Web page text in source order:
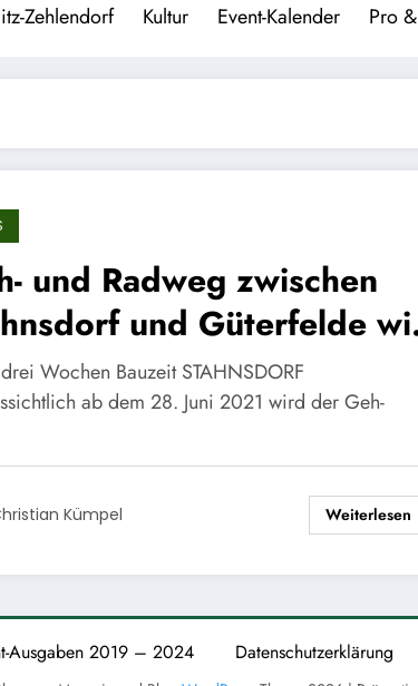
Zehlendorf Kultur Event-Kalender Pro
und Radweg zwischen
und Güterfelde
Wochen Bauzeit STAHNSDORF
ab dem 28. Juni 2021 wird der Geh-
Kümpel Weiterlesen
Ausgaben 2019 – 2024 Datenschutzerklärung